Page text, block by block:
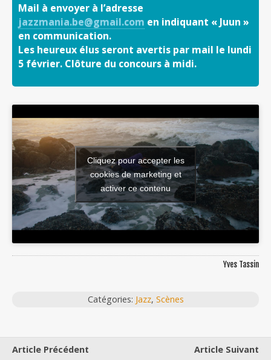
Mail à envoyer à l’adresse
jazzmania.be@gmail.com en indiquant « Juun »
en communication.
Les heureux élus seront avertis par mail le lundi
5 février. Clôture du concours à midi.
Cliquez pour accepter les
cookies de marketing et
activer ce contenu
Yves Tassin
Catégories: Jazz, Scènes
Article Précédent
Article Suivant